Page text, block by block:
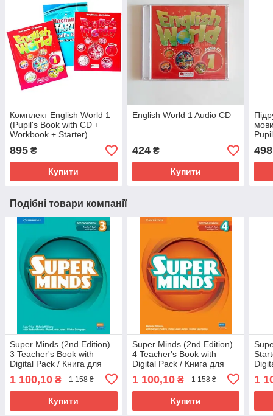
Комплект English World 1
(Pupil's Book with CD +
Workbook + Starter)
Підручник + зошит +
прописи
895 ₴
Купити
English World 1 Audio CD
424₴
Купити
498
Подібні товари компанії
Super Minds (2nd Edition)
3 Teacher's Book with
Digital Pack / Книга для
вчителя — нове видання
1 100,10 ₴ 1 158 ₴
Купити
Super Minds (2nd Edition)
4 Teacher's Book with
Digital Pack / Книга для
вчителя — нове видання
1 100,10₴ 1 158 ₴
Купити
1